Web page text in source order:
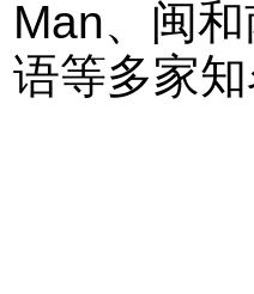
Man、闽
语等多家知